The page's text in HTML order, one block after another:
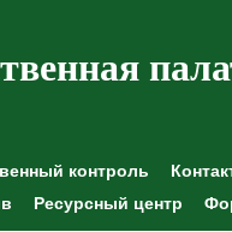
контроль
Ресурсный центр